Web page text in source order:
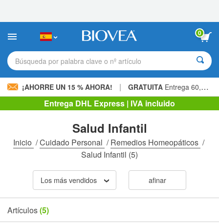
sitio
incluye
sistema
de
0
Búsqueda por palabra clave o nº artículo
¡AHORRE UN 15 % AHORA! | GRATUITA Entrega 60,00 € »
Entrega DHL Express | IVA incluido
Salud Infantil
Inicio /Cuidado Personal /Remedios Homeopáticos /
Salud Infantil (5)
Los más vendidos afinar
Artículos(5)